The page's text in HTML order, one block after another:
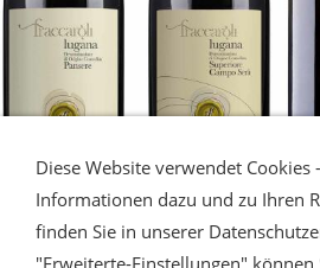
LUGANA - Gardasee
Diese Website verwendet Cookies
Informationen dazu und zu Ihren
finden Sie in unserer
"Erweiterte-Einstellungen" können